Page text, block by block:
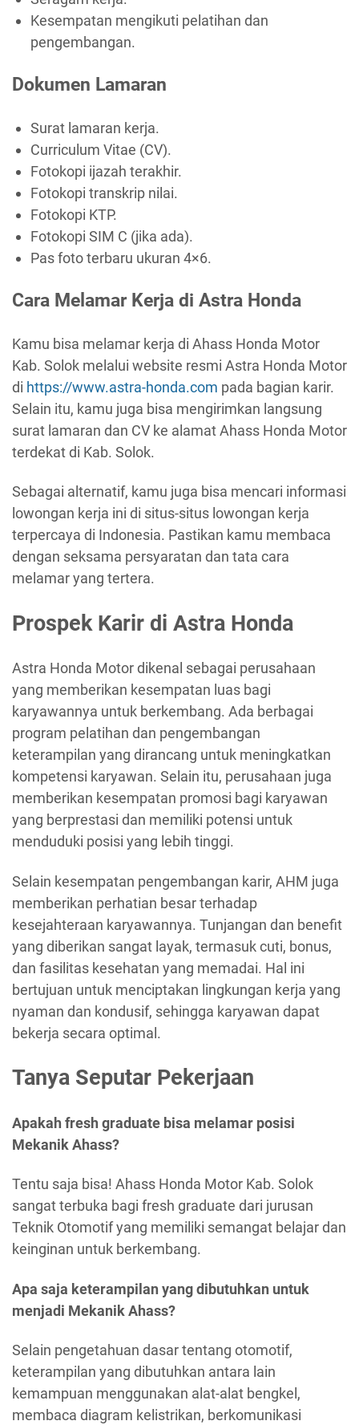
Kesempatan mengikuti pelatihan dan
pengembangan.
Dokumen Lamaran
Surat lamaran kerja.
Curriculum Vitae (CV).
Fotokopi ijazah terakhir.
Fotokopi transkrip nilai.
Fotokopi KTP.
Fotokopi SIM C (jika ada).
Pas foto terbaru ukuran 4×6.
Cara Melamar Kerja di Astra Honda
Kamu bisa melamar kerja di Ahass Honda Motor
Kab. Solok melalui website resmi Astra Honda Motor
di https://www.astra-honda.com pada bagian karir.
Selain itu, kamu juga bisa mengirimkan langsung
surat lamaran dan CV ke alamat Ahass Honda Motor
terdekat di Kab. Solok.
Sebagai alternatif, kamu juga bisa mencari informasi
lowongan kerja ini di situs-situs lowongan kerja
terpercaya di Indonesia. Pastikan kamu membaca
dengan seksama persyaratan dan tata cara
melamar yang tertera.
Prospek Karir di Astra Honda
Astra Honda Motor dikenal sebagai perusahaan
yang memberikan kesempatan luas bagi
karyawannya untuk berkembang. Ada berbagai
program pelatihan dan pengembangan
keterampilan yang dirancang untuk meningkatkan
kompetensi karyawan. Selain itu, perusahaan juga
memberikan kesempatan promosi bagi karyawan
yang berprestasi dan memiliki potensi untuk
menduduki posisi yang lebih tinggi.
Selain kesempatan pengembangan karir, AHM juga
memberikan perhatian besar terhadap
kesejahteraan karyawannya. Tunjangan dan benefit
yang diberikan sangat layak, termasuk cuti, bonus,
dan fasilitas kesehatan yang memadai. Hal ini
bertujuan untuk menciptakan lingkungan kerja yang
nyaman dan kondusif, sehingga karyawan dapat
bekerja secara optimal.
Tanya Seputar Pekerjaan
Apakah fresh graduate bisa melamar posisi
Mekanik Ahass?
Tentu saja bisa! Ahass Honda Motor Kab. Solok
sangat terbuka bagi fresh graduate dari jurusan
Teknik Otomotif yang memiliki semangat belajar dan
keinginan untuk berkembang.
Apa saja keterampilan yang dibutuhkan untuk
menjadi Mekanik Ahass?
Selain pengetahuan dasar tentang otomotif,
keterampilan yang dibutuhkan antara lain
kemampuan menggunakan alat-alat bengkel,
membaca diagram kelistrikan, berkomunikasi